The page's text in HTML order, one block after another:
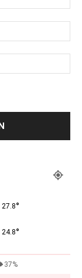
27.8°
24.8°
37%